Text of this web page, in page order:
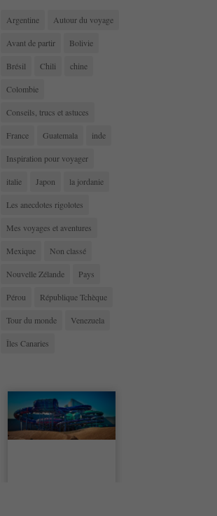
Argentine Autour du voyage
Avant de partir Bolivie
Brésil Chili chine
Colombie
Conseils, trucs et astuces
France Guatemala inde
Inspiration pour voyager
italie Japon la jordanie
Les anecdotes rigolotes
Mes voyages et aventures
Mexique Non classé
Nouvelle Zélande Pays
Pérou République Tchèque
Tour du monde Venezuela
Îles Canaries